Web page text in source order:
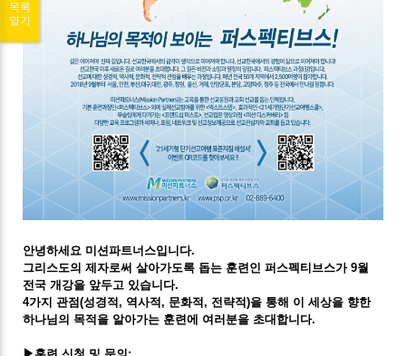
안녕하세요 미션파트너스입니다.
그리스도의 제자로써 살아가도록 돕는 훈련인 퍼스펙티브스가 9월
전국 개강을 앞두고 있습니다.
4가지 관점(성경적, 역사적, 문화적, 전략적)을 통해 이 세상을 향한
하나님의 목적을 알아가는 훈련에 여러분을 초대합니다.
목록
열기